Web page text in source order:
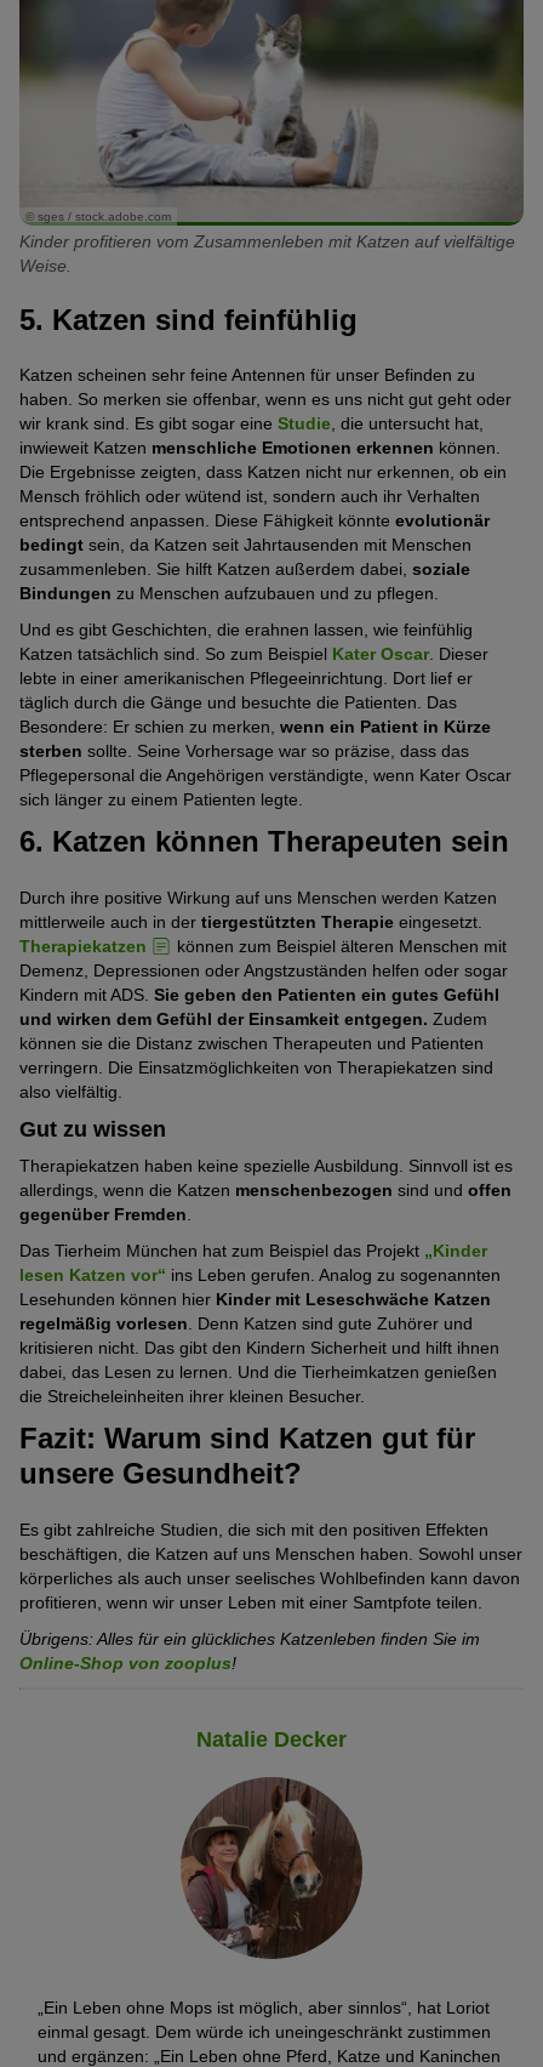
© sges / stock.adobe.com
Kinder profitieren vom Zusammenleben mit Katzen auf vielfältige
Weise.
5. Katzen sind feinfühlig
Katzen scheinen sehr feine Antennen für unser Befinden zu
haben. So merken sie offenbar, wenn es uns nicht gut geht oder
wir krank sind. Es gibt sogar eine Studie, die untersucht hat,
inwieweit Katzen menschliche Emotionen erkennen können.
Die Ergebnisse zeigten, dass Katzen nicht nur erkennen, ob ein
Mensch fröhlich oder wütend ist, sondern auch ihr Verhalten
entsprechend anpassen. Diese Fähigkeit könnte evolutionär
bedingt sein, da Katzen seit Jahrtausenden mit Menschen
zusammenleben. Sie hilft Katzen außerdem dabei, soziale
Bindungen zu Menschen aufzubauen und zu pflegen.
Und es gibt Geschichten, die erahnen lassen, wie feinfühlig
Katzen tatsächlich sind. So zum Beispiel Kater Oscar. Dieser
lebte in einer amerikanischen Pflegeeinrichtung. Dort lief er
täglich durch die Gänge und besuchte die Patienten. Das
Besondere: Er schien zu merken, wenn ein Patient in Kürze
sterben sollte. Seine Vorhersage war so präzise, dass das
Pflegepersonal die Angehörigen verständigte, wenn Kater Oscar
sich länger zu einem Patienten legte.
6. Katzen können Therapeuten sein
Durch ihre positive Wirkung auf uns Menschen werden Katzen
mittlerweile auch in der tiergestützten Therapie eingesetzt.
Therapiekatzen
können zum Beispiel älteren Menschen mit
Demenz, Depressionen oder Angstzuständen helfen oder sogar
Kindern mit ADS. Sie geben den Patienten ein gutes Gefühl
und wirken dem Gefühl der Einsamkeit entgegen. Zudem
können sie die Distanz zwischen Therapeuten und Patienten
verringern. Die Einsatzmöglichkeiten von Therapiekatzen sind
also vielfältig.
Gut zu wissen
Therapiekatzen haben keine spezielle Ausbildung. Sinnvoll ist es
allerdings, wenn die Katzen menschenbezogen sind und offen
gegenüber Fremden
Das Tierheim München hat zum Beispiel das Projekt „Kinder
lesen Katzen vor“ ins Leben gerufen. Analog zu sogenannten
Lesehunden können hier Kinder mit Leseschwäche Katzen
regelmäßig vorlesen . Denn Katzen sind gute Zuhörer und
kritisieren nicht. Das gibt den Kindern Sicherheit und hilft ihnen
dabei, das Lesen zu lernen. Und die Tierheimkatzen genießen
die Streicheleinheiten ihrer kleinen Besucher.
Fazit: Warum sind Katzen gut für
unsere Gesundheit?
Es gibt zahlreiche Studien, die sich mit den positiven Effekten
beschäftigen, die Katzen auf uns Menschen haben. Sowohl unser
körperliches als auch unser seelisches Wohlbefinden kann davon
profitieren, wenn wir unser Leben mit einer Samtpfote teilen.
Übrigens: Alles für ein glückliches Katzenleben finden Sie im
Online-Shop von zooplus!
Natalie Decker
„Ein Leben ohne Mops ist möglich, aber sinnlos“, hat Loriot
einmal gesagt. Dem würde ich uneingeschränkt zustimmen
und ergänzen: „Ein Leben ohne Pferd, Katze und Kaninchen